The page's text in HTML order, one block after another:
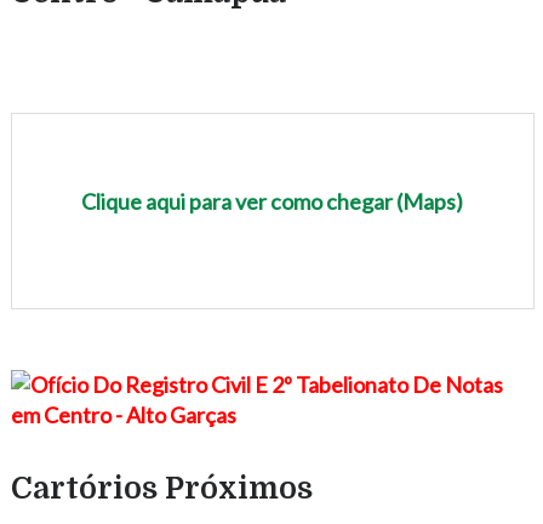
Clique aqui para ver como chegar (Maps)
Cartórios Próximos